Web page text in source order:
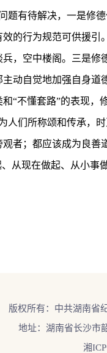
题有待解决，一是修
的行为规范可供援
，空中楼阁。三是
动自觉地加强自身
“不懂套路”的表现，
人们所称颂和传承，
者；都应该成为良
从现在做起、从小
版权所有：中共湖南省
地址：湖南省长沙市
湘